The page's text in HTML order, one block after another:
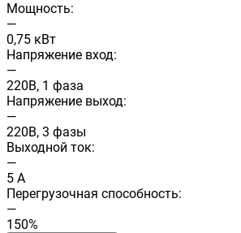
Мощность:
—
0,75 кВт
Напряжение вход:
—
220В, 1 фаза
Напряжение выход:
—
220В, 3 фазы
Выходной ток:
—
5 А
Перегрузочная способность:
—
150%